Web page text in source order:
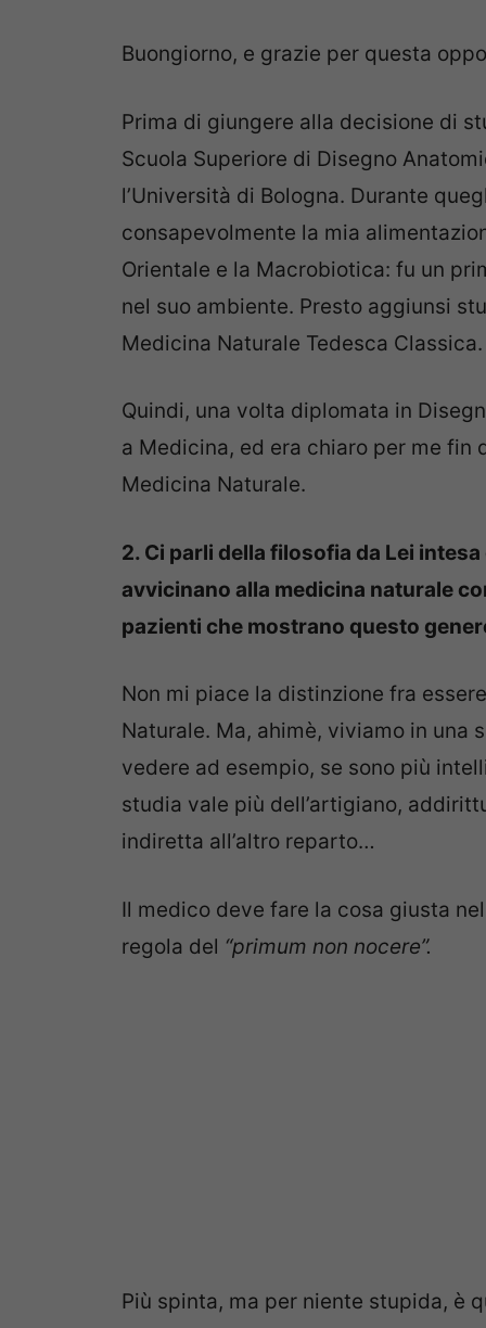
Buongiorno, e grazie per questa
Prima di giungere alla decisione di
Scuola Superiore di Disegno
l’Università di Bologna. Durante
consapevolmente la mia
Orientale e la Macrobiotica: fu un
nel suo ambiente. Presto aggiunsi
Medicina Naturale Tedesca Classica.
Quindi, una volta diplomata in
a Medicina, ed era chiaro per me
Medicina Naturale.
2. Ci parli della filosofia da Lei intesa
avvicinano alla medicina naturale
pazienti che mostrano questo
Non mi piace la distinzione fra
Naturale. Ma, ahimè, viviamo in
vedere ad esempio, se sono più
studia vale più dell’artigiano,
indiretta all’altro reparto…
Il medico deve fare la cosa giusta
regola del “primum non nocere”.
Più spinta, ma per niente stupida, è